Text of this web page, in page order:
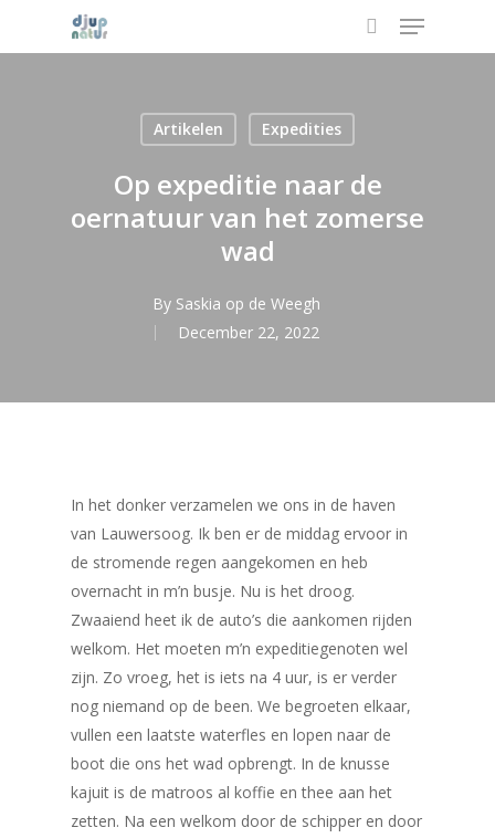
search
Menu
Artikelen Expedities
Op expeditie naar de
oernatuur van het zomerse
wad
By Saskia op de Weegh
December 22, 2022
In het donker verzamelen we ons in de haven
van Lauwersoog. Ik ben er de middag ervoor in
de stromende regen aangekomen en heb
overnacht in m’n busje. Nu is het droog.
Zwaaiend heet ik de auto’s die aankomen rijden
welkom. Het moeten m’n expeditiegenoten wel
zijn. Zo vroeg, het is iets na 4 uur, is er verder
nog niemand op de been. We begroeten elkaar,
vullen een laatste waterfles en lopen naar de
boot die ons het wad opbrengt. In de knusse
kajuit is de matroos al koffie en thee aan het
zetten. Na een welkom door de schipper en door